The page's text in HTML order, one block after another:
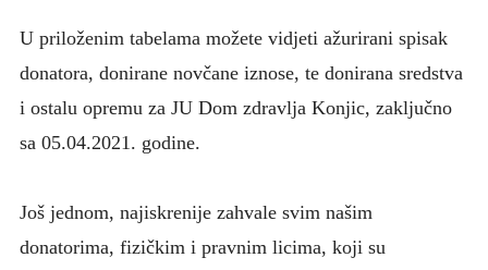
U priloženim tabelama možete vidjeti ažurirani spisak
donatora, donirane novčane iznose, te donirana sredstva
i ostalu opremu za JU Dom zdravlja Konjic, zaključno
sa 05.04.2021. godine.
Još jednom, najiskrenije zahvale svim našim
donatorima, fizičkim i pravnim licima, koji su